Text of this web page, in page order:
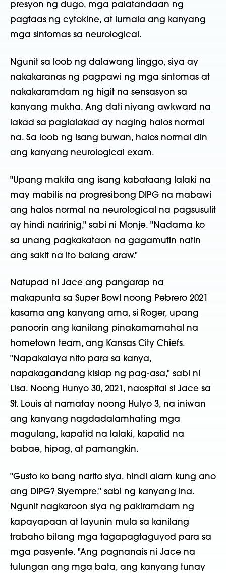
presyon ng dugo, mga palatandaan ng
pagtaas ng cytokine, at lumala ang kanyang
mga sintomas sa neurological.
Ngunit sa loob ng dalawang linggo, siya ay
nakakaranas ng pagpawi ng mga sintomas at
nakakaramdam ng higit na sensasyon sa
kanyang mukha. Ang dati niyang awkward na
lakad sa paglalakad ay naging halos normal
na. Sa loob ng isang buwan, halos normal din
ang kanyang neurological exam.
"Upang makita ang isang kabataang lalaki na
may mabilis na progresibong DIPG na mabawi
ang halos normal na neurological na pagsusulit
ay hindi naririnig," sabi ni Monje. "Nadama ko
sa unang pagkakataon na gagamutin natin
ang sakit na ito balang araw."
Natupad ni Jace ang pangarap na
makapunta sa Super Bowl noong Pebrero 2021
kasama ang kanyang ama, si Roger, upang
panoorin ang kanilang pinakamamahal na
hometown team, ang Kansas City Chiefs.
"Napakalaya nito para sa kanya,
napakagandang kislap ng pag-asa," sabi ni
Lisa. Noong Hunyo 30, 2021, naospital si Jace sa
St. Louis at namatay noong Hulyo 3, na iniwan
ang kanyang nagdadalamhating mga
magulang, kapatid na lalaki, kapatid na
babae, hipag, at pamangkin.
"Gusto ko bang narito siya, hindi alam kung ano
ang DIPG? Siyempre," sabi ng kanyang ina.
Ngunit nagkaroon siya ng pakiramdam ng
kapayapaan at layunin mula sa kanilang
trabaho bilang mga tagapagtaguyod para sa
mga pasyente. "Ang pagnanais ni Jace na
tulungan ang mga bata, ang kanyang tunay